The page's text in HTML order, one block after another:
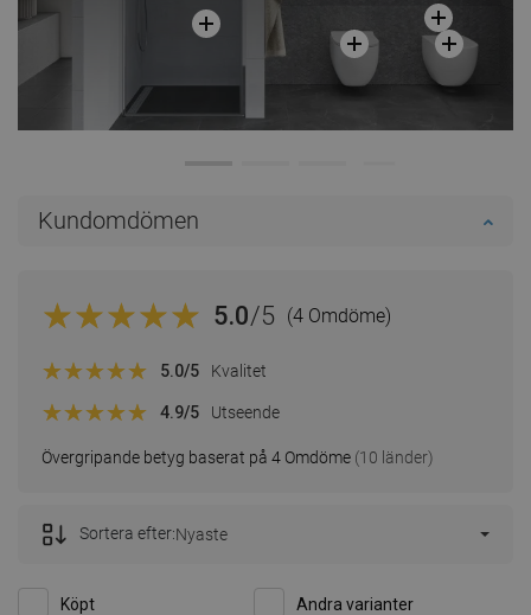
Kundomdömen
5.0/5 (4 Omdöme)
Övergripande betyg baserat på 4 Omdöme (10 länder)
5.0/5 Kvalitet
4.9/5 Utseende
Köpt Andra varianter
Sortera efter:Nyaste